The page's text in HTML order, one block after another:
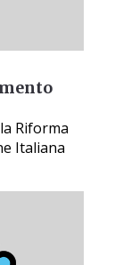
Riforma
Italiana